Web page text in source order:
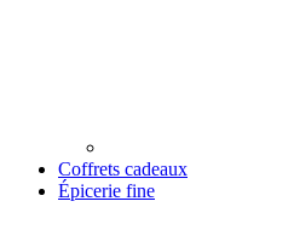
Coffrets cadeaux
Épicerie fine